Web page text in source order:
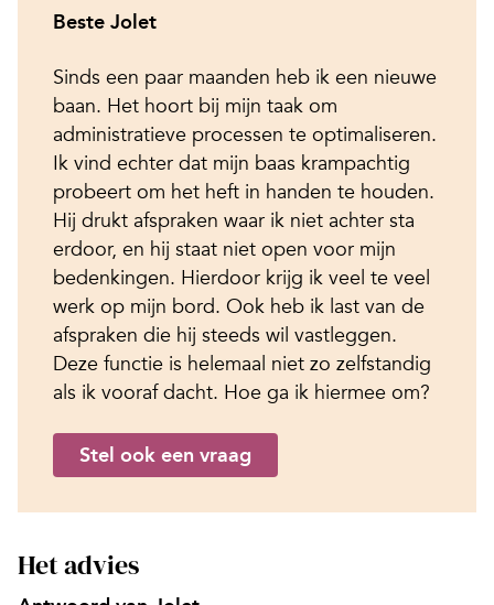
Beste Jolet
Sinds een paar maanden heb ik een nieuwe
baan. Het hoort bij mijn taak om
administratieve processen te optimaliseren.
Ik vind echter dat mijn baas krampachtig
probeert om het heft in handen te houden.
Hij drukt afspraken waar ik niet achter sta
erdoor, en hij staat niet open voor mijn
bedenkingen. Hierdoor krijg ik veel te veel
werk op mijn bord. Ook heb ik last van de
afspraken die hij steeds wil vastleggen.
Deze functie is helemaal niet zo zelfstandig
als ik vooraf dacht. Hoe ga ik hiermee om?
Stel ook een vraag
Het advies